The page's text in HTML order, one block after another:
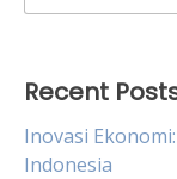
for:
Recent
Inovasi
Indonesia